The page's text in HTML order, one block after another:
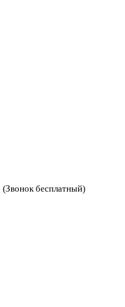
(Звонок бесплатный)